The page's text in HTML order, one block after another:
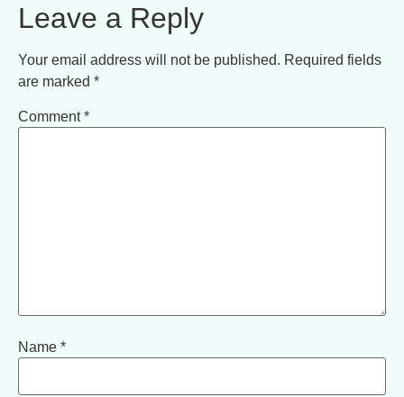
Leave a Reply
Your email address will not be published. Required fields
are marked *
Comment*
Name *